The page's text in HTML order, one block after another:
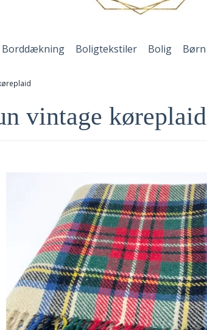
Borddækning Boligtekstiler Bolig Børn
vintage køreplaid